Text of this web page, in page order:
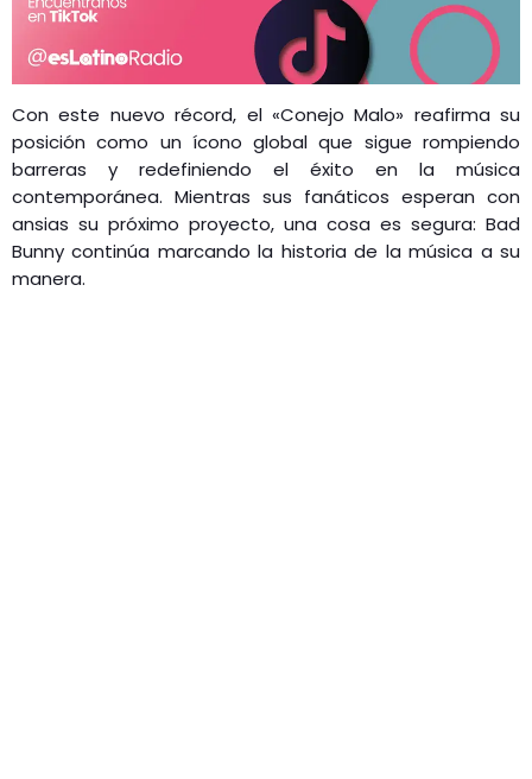
Con este nuevo récord, el «Conejo Malo» reafirma su
posición como un ícono global que sigue rompiendo
barreras y redefiniendo el éxito en la música
contemporánea. Mientras sus fanáticos esperan con
ansias su próximo proyecto, una cosa es segura: Bad
Bunny continúa marcando la historia de la música a su
manera.